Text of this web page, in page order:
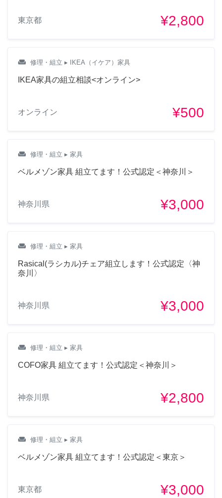
東京都 ¥2,800
weekend 修理・組立 ▸ IKEA（イケア）家具
IKEA家具の組立相談<オンライン>
オンライン ¥500
weekend 修理・組立 ▸ 家具
ベルメゾン家具 組立てます！公式認定＜神奈川＞
神奈川県 ¥3,000
weekend 修理・組立 ▸ 家具
Rasical(ラシカル)チェア組立します！公式認定〈神
奈川〉
神奈川県 ¥3,000
weekend 修理・組立 ▸ 家具
COFO家具 組立てます！公式認定＜神奈川＞
神奈川県 ¥2,800
weekend 修理・組立 ▸ 家具
ベルメゾン家具 組立てます！公式認定＜東京＞
東京都 ¥3,000